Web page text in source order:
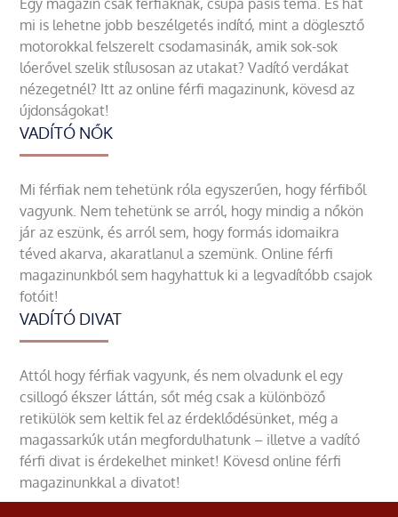
Egy magazin csak férfiaknak, csupa pasis téma. És hát
mi is lehetne jobb beszélgetés indító, mint a döglesztő
motorokkal felszerelt csodamasinák, amik sok-sok
lóerővel szelik stílusosan az utakat? Vadító verdákat
nézegetnél? Itt az online férfi magazinunk, kövesd az
újdonságokat!
VADÍTÓ NŐK
Mi férfiak nem tehetünk róla egyszerűen, hogy férfiből
vagyunk. Nem tehetünk se arról, hogy mindig a nőkön
jár az eszünk, és arról sem, hogy formás idomaikra
téved akarva, akaratlanul a szemünk. Online férfi
magazinunkból sem hagyhattuk ki a legvadítóbb csajok
fotóit!
VADÍTÓ DIVAT
Attól hogy férfiak vagyunk, és nem olvadunk el egy
csillogó ékszer láttán, sőt még csak a különböző
retikülök sem keltik fel az érdeklődésünket, még a
magassarkúk után megfordulhatunk – illetve a vadító
férfi divat is érdekelhet minket! Kövesd online férfi
magazinunkkal a divatot!